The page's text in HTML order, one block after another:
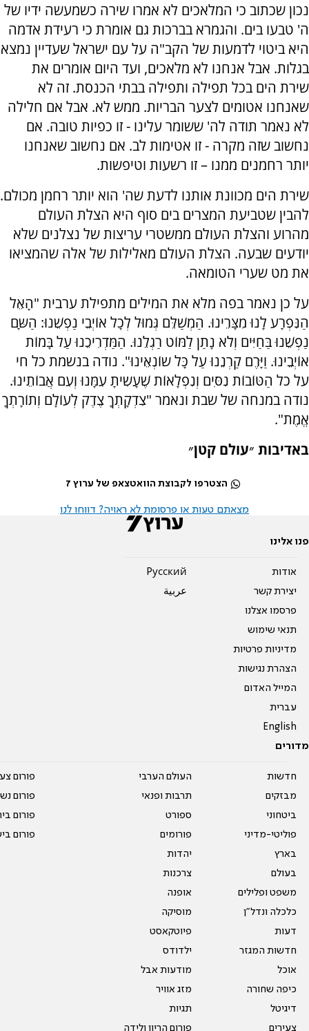
נכון שכתוב כי המלאכים לא אמרו שירה כשמעשה ידיו של
ה' טבעו בים. והגמרא בברכות גם אומרת כי רעידת אדמה
היא ביטוי לדמעות של הקב"ה על עם ישראל שעדיין נמצא
בגלות. אבל אנחנו לא מלאכים, ועד היום אומרים את
שירת הים בכל תפילה ותפילה בבתי הכנסת. זה לא
שאנחנו אטומים לצער הבריות. ממש לא. אבל אם חלילה
לא נאמר תודה לה' ששומר עלינו - זו כפיות טובה. אם
נחשוב שזה מקרה - זו אטימות לב. אם נחשוב שאנחנו
יותר רחמנים ממנו – זו רשעות וטיפשות.
שירת הים מכוונת אותנו לדעת שה' הוא יותר רחמן מכולם.
להבין שטביעת המצרים בים סוף היא הצלת העולם
מהרוע והצלת העולם ממשטרי עריצות של נצלנים שלא
יודעים שבעה. הצלת העולם מאלילות של אלה שהמציאו
את מט שערי הטומאה.
על כן נאמר בפה מלא את המילים מתפילת ערבית "הָאֵל
הַנִּפְרָע לָנוּ מִצָּרֵינוּ. הַמְשַׁלֵּם גְּמוּל לְכָל אוֹיְבֵי נַפְשֵׁנוּ: הַשָּם
נַפְשֵׁנוּ בַּחַיִּים וְלֹא נָתַן לַמּוֹט רַגְלֵנוּ. הַמַּדְרִיכֵנוּ עַל בָּמוֹת
אוֹיְבֵינוּ. וַיָּרֶם קַרְנֵנוּ עַל כָּל שֹוֹנְאֵינוּ". נודה בנשמת כל חי
על כל הַטּוֹבוֹת נִסִּים וְנִפְלָאוֹת שֶׁעָשִֹיתָ עִמָּנוּ וְעִם אֲבוֹתֵינוּ.
נודה במנחה של שבת ונאמר "צִדְקָתְךָ צֶדֶק לְעוֹלָם וְתוֹרָתְךָ
אֱמֶת".
באדיבות ״עולם קטן״
הצטרפו לקבוצת הוואטצאפ של ערוץ 7
מצאתם טעות או פרסומת לא ראויה? דווחו לנו
פנו אלינו
אודות
יצירת קשר
פרסמו אצלנו
תנאי שימוש
מדיניות פרטיות
הצהרת נגישות
המייל האדום
עברית
English
Pусский
عربية
מדורים
חדשות
מבזקים
ביטחוני
פוליטי-מדיני
בארץ
בעולם
משפט ופלילים
כלכלה ונדל"ן
דעות
חדשות המגזר
אוכל
כיפה שחורה
דיגיטל
צעירים
העולם הערבי
תרבות ופנאי
ספורט
פורומים
יהדות
צרכנות
אופנה
מוסיקה
פיוטקאסט
ילדודס
מודעות אבל
מזג אוויר
תגיות
פורום הריון ולידה
פורום
פורום
פורום
פורום